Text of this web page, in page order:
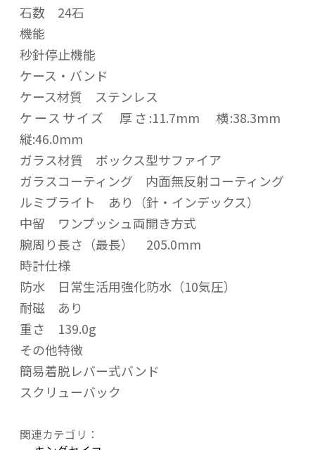
石数 24石
機能
秒針停止機能
ケース・バンド
ケース材質 ステンレス
ケースサイズ 厚さ:11.7mm 横:38.3mm
縦:46.0mm
ガラス材質 ボックス型サファイア
ガラスコーティング 内面無反射コーティング
ルミブライト あり（針・インデックス）
中留 ワンプッシュ両開き方式
腕周り長さ（最長） 205.0mm
時計仕様
防水 日常生活用強化防水（10気圧）
耐磁 あり
重さ 139.0g
その他特徴
簡易着脱レバー式バンド
スクリューバック
関連カテゴリ：